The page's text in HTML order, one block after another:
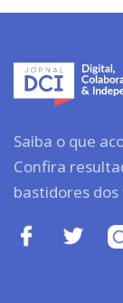
Saiba o que
Confira
bastidores dos